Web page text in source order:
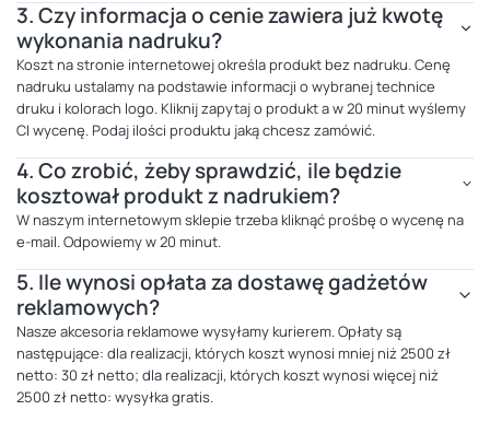
3.Czy informacja o cenie zawiera już kwotę
wykonania nadruku?
Koszt na stronie internetowej określa produkt bez nadruku. Cenę
nadruku ustalamy na podstawie informacji o wybranej technice
druku i kolorach logo. Kliknij zapytaj o produkt a w 20 minut wyślemy
CI wycenę. Podaj ilości produktu jaką chcesz zamówić.
4.Co zrobić, żeby sprawdzić, ile będzie
kosztował produkt z nadrukiem?
W naszym internetowym sklepie trzeba kliknąć prośbę o wycenę na
e-mail. Odpowiemy w 20 minut.
5. Ile wynosi opłata za dostawę gadżetów
reklamowych?
Nasze akcesoria reklamowe wysyłamy kurierem. Opłaty są
następujące: dla realizacji, których koszt wynosi mniej niż 2500 zł
netto: 30 zł netto; dla realizacji, których koszt wynosi więcej niż
2500 zł netto: wysyłka gratis.